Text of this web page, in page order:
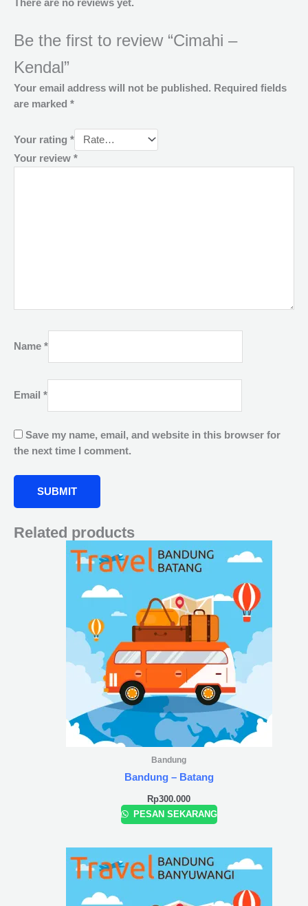
There are no reviews yet.
Be the first to review “Cimahi –
Kendal”
Your email address will not be published. Required fields
are marked *
Your rating *
Your review *
Name *
Email *
Save my name, email, and website in this browser for
the next time I comment.
Related products
Bandung
Bandung – Batang
Rp300.000
PESAN SEKARANG